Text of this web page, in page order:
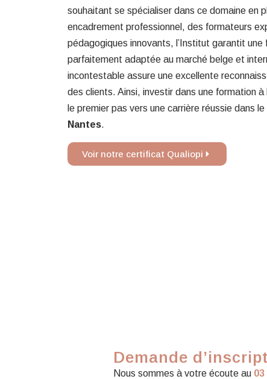
souhaitant se spécialiser dans ce domaine en
encadrement professionnel, des formateurs
pédagogiques innovants, l’Institut garantit
parfaitement adaptée au marché belge et
incontestable assure une excellente
des clients. Ainsi, investir dans une formation à
le premier pas vers une carrière réussie dans
Nantes.
Voir notre certificat Qualiopi
Demande
Nous sommes à votre écoute au 03